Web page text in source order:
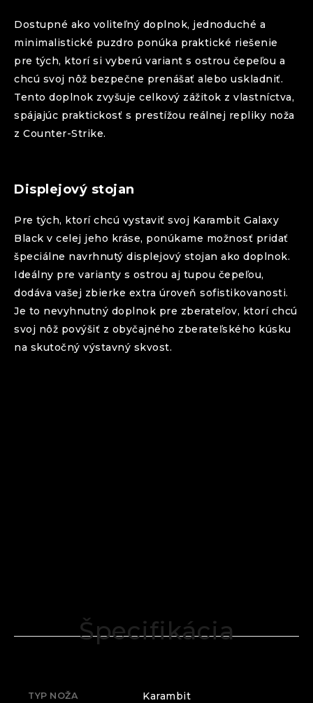
Dostupné ako voliteľný doplnok, jednoduché a
minimalistické puzdro ponúka praktické riešenie
pre tých, ktorí si vyberú variant s ostrou čepeľou a
chcú svoj nôž bezpečne prenášať alebo uskladniť.
Tento doplnok zvyšuje celkový zážitok z vlastníctva,
spájajúc praktickosť s prestížou reálnej repliky noža
z Counter-Strike.
Displejový stojan
Pre tých, ktorí chcú vystaviť svoj Karambit Galaxy
Black v celej jeho kráse, ponúkame možnosť pridať
špeciálne navrhnutý displejový stojan ako doplnok.
Ideálny pre varianty s ostrou aj tupou čepeľou,
dodáva vašej zbierke extra úroveň sofistikovanosti.
Je to nevyhnutný doplnok pre zberateľov, ktorí chcú
svoj nôž povýšiť z obyčajného zberateľského kúsku
na skutočný výstavný skvost.
Špecifikácia
TYP NOŽA Karambit